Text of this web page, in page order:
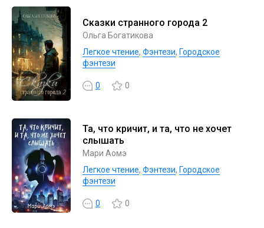
Сказки странного города 2
Ольга Богатикова
Легкое чтение, Фэнтези, Городское
фэнтези
0 0
Та, что кричит, и та, что не хочет
слышать
Мари Аомэ
Легкое чтение, Фэнтези, Городское
фэнтези
0 0